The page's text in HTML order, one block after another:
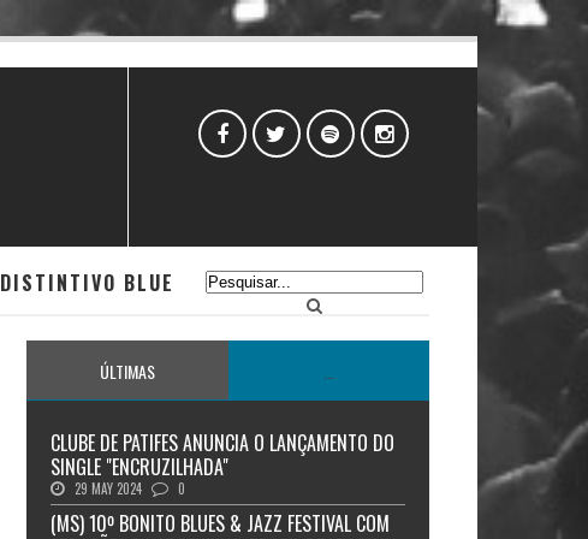
DISTINTIVO BLUE
ÚLTIMAS
CLUBE DE PATIFES ANUNCIA O LANÇAMENTO DO
SINGLE "ENCRUZILHADA"
29 MAY 2024 0
(MS) 10º BONITO BLUES & JAZZ FESTIVAL COM